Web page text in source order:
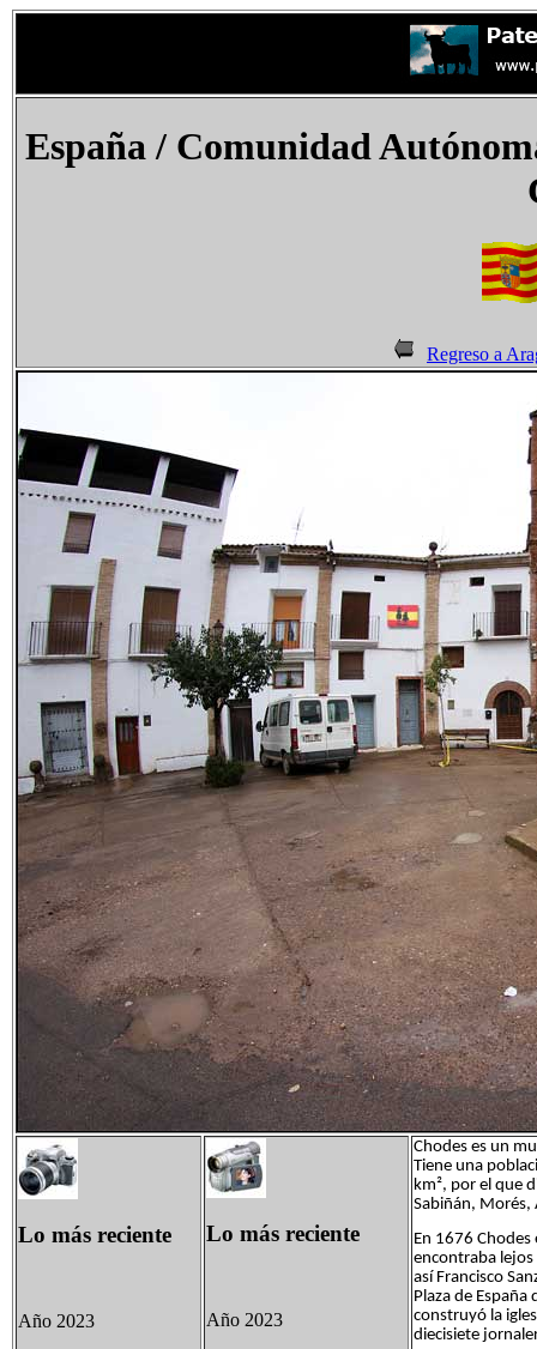
España/ Comunidad
Regreso a
Lo más reciente
Año 2023
Lo más reciente
Año 2023
Chodes es un
Tiene una
km², por el que
Sabiñán, Morés,
En 1676
encontraba lejos
así Francisco
Plaza de
construyó la
diecisiete